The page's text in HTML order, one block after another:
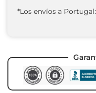
*Los envíos a